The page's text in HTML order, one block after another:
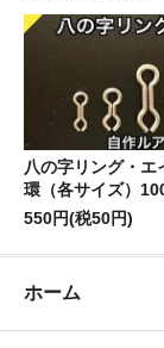
八の字リング・エ
環（各サイズ）
550円(税50円)
ホーム